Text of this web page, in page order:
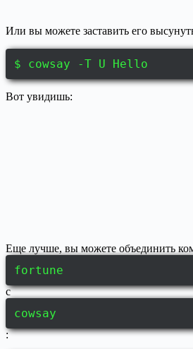
Или вы можете заставить его
$ cowsay -T U Hello
Вот увидишь:
Еще лучше, вы можете объединить
fortune
с
cowsay
: